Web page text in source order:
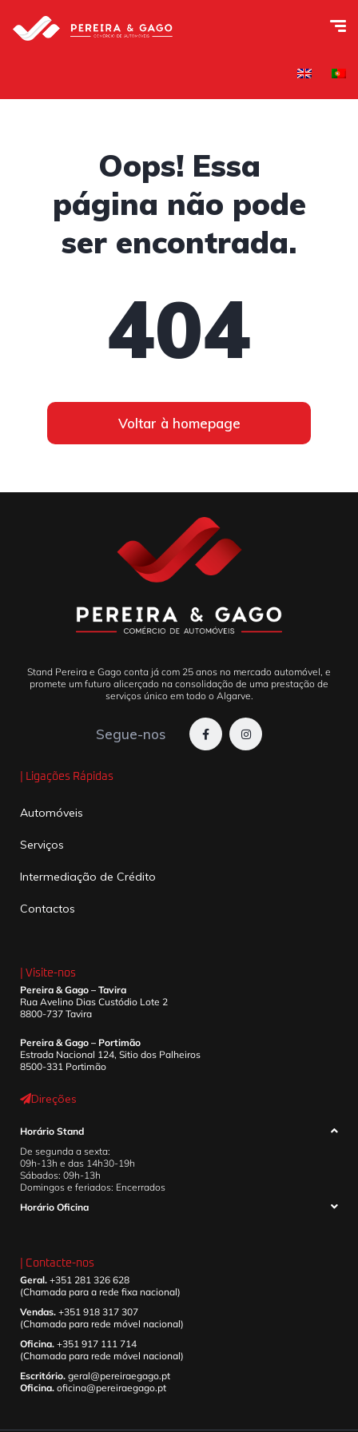
Oops! Essa
página não pode
ser encontrada.
404
Voltar à homepage
Stand Pereira e Gago conta já com 25 anos no mercado automóvel, e
promete um futuro alicerçado na consolidação de uma prestação de
serviços único em todo o Algarve.
Segue-nos
| Ligações Rápidas
Automóveis
Serviços
Intermediação de Crédito
Contactos
| Visite-nos
Pereira & Gago – Tavira
Rua Avelino Dias Custódio Lote 2
8800-737 Tavira
Pereira & Gago – Portimão
Estrada Nacional 124, Sitio dos Palheiros
8500-331 Portimão
Direções
Horário Stand
De segunda a sexta:
09h-13h e das 14h30-19h
Sábados: 09h-13h
Domingos e feriados: Encerrados
Horário Oficina
| Contacte-nos
Geral. +351 281 326 628
(Chamada para a rede fixa nacional)
Vendas. +351 918 317 307
(Chamada para rede móvel nacional)
Oficina. +351 917 111 714
(Chamada para rede móvel nacional)
Escritório. geral@pereiraegago.pt
Oficina. oficina@pereiraegago.pt